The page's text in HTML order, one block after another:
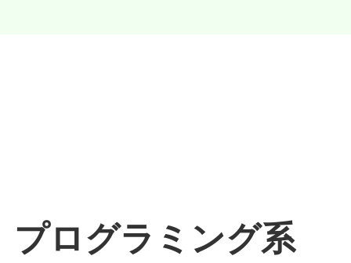
プログラミング系